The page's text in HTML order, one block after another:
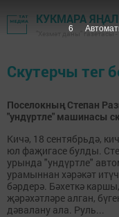
КУКМАРА
"Хезмәт даны"
Скутерчы тег
Поселокның Степан
"ундүртле" машинасы
Кичә, 18 сентябрьдә,
юл фаҗигасе булды.
урында "ундүртле"
урамыннан хәрәкәт
бәрдерә. Бәхеткә
җәрәхәтләре алган,
дәвалану ала. Руль...
6